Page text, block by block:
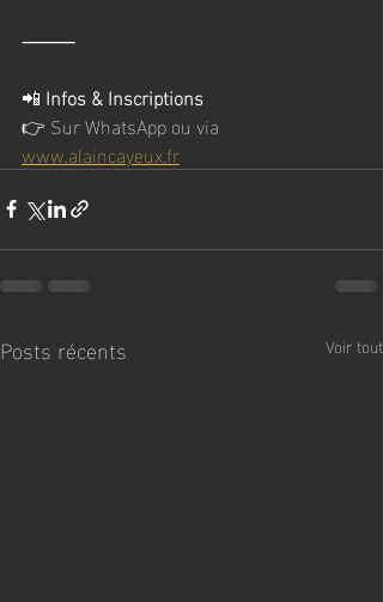
⸻
📲 Infos & Inscriptions
👉 Sur WhatsApp ou via
www.alaincayeux.fr
Posts récents Voir tout